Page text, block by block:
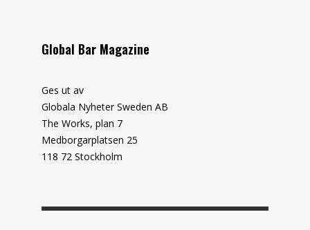
Global Bar Magazine
Ges ut av
Globala Nyheter Sweden AB
The Works, plan 7
Medborgarplatsen 25
118 72 Stockholm